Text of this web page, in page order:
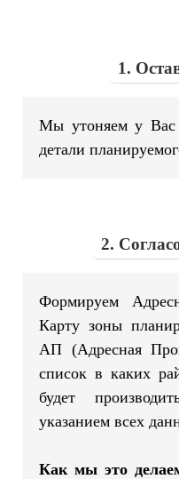
1.
Мы утоняем у Вас
детали
2.
Формируем
Карту зоны
АП (Адресная
список в каких
будет
указанием всех
Как мы это